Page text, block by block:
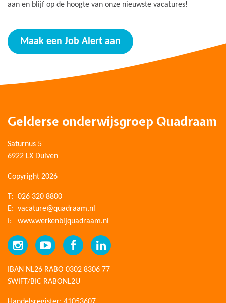
aan en blijf op de hoogte van onze nieuwste vacatures!
Maak een Job Alert aan
Gelderse onderwijsgroep Quadraam
Saturnus 5
6922 LX Duiven
Copyright 2026
T:
026 320 8800
E: vacature@quadraam.nl
I:
www.werkenbijquadraam.nl
IBAN NL26 RABO 0302 8306 77
SWIFT/BIC RABONL2U